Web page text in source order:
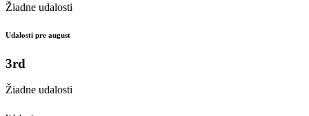
Žiadne udalosti
Udalosti pre august
3rd
Žiadne udalosti